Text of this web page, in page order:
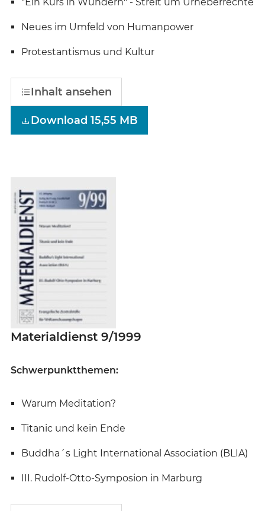
Neues im Umfeld von Humanpower
Protestantismus und Kultur
Inhalt ansehen
Download 15,55 MB
Materialdienst 9/1999
Schwerpunktthemen:
Warum Meditation?
Titanic und kein Ende
Buddha´s Light International Association (BLIA)
III. Rudolf-Otto-Symposion in Marburg